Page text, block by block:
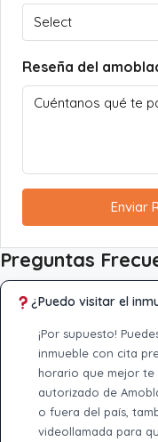
Select
Reseña del
Enviar
Preguntas
¿Puedo visitar el
¡Por supuesto!
inmueble con cita
horario que mejor
autorizado de
o fuera del país,
videollamada para